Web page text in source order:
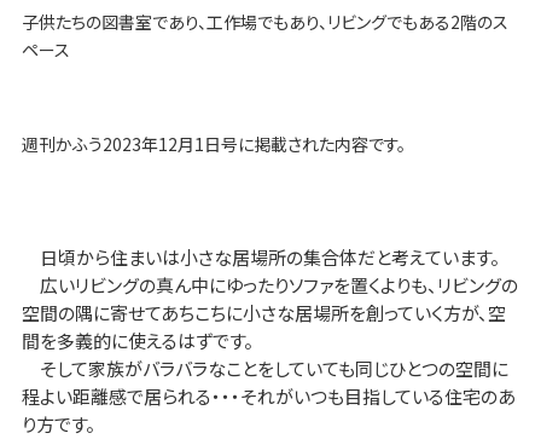
子供たちの図書室であり、工作場でもあり、リビングでもある2階のス
ペース
週刊かふう2023年12月1日号に掲載された内容です。
日頃から住まいは小さな居場所の集合体だと考えています。
広いリビングの真ん中にゆったりソファを置くよりも、リビングの
空間の隅に寄せてあちこちに小さな居場所を創っていく方が、空
間を多義的に使えるはずです。
そして家族がバラバラなことをしていても同じひとつの空間に
程よい距離感で居られる・・・それがいつも目指している住宅のあ
り方です。